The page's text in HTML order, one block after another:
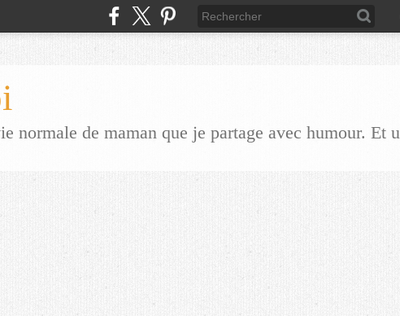
normale de maman que je partage avec humour. Et